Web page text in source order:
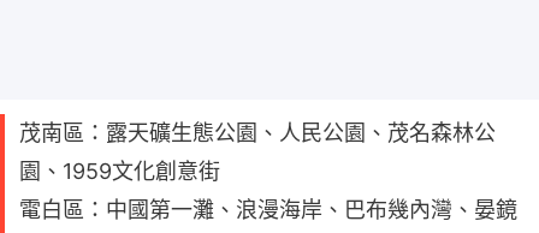
茂南區：露天礦生態公園、人民公園、茂名森林公
園、1959文化創意街
電白區：中國第一灘、浪漫海岸、巴布幾內灣、晏鏡